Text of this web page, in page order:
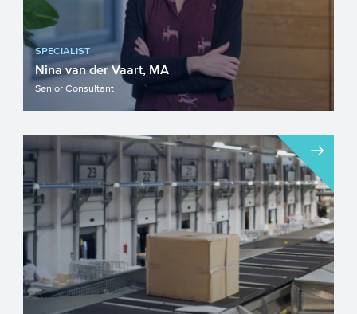
SPECIALIST
Nina van der Vaart, MA
Senior Consultant